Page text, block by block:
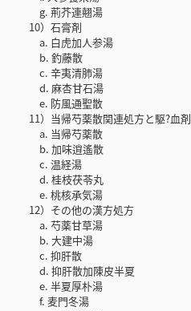
g. 荊芥連翹湯
10）石膏剤
a. 白虎加人参湯
b. 釣藤散
c. 辛夷清肺湯
d. 麻杏甘石湯
e. 防風通聖散
11）当帰芍薬散関連処方と駆?血剤
a. 当帰芍薬散
b. 加味逍遙散
c. 温経湯
d. 桂枝茯苓丸
e. 桃核承気湯
12）その他の漢方処方
a. 芍薬甘草湯
b. 大建中湯
c. 抑肝散
d. 抑肝散加陳皮半夏
e. 半夏厚朴湯
f. 麦門冬湯